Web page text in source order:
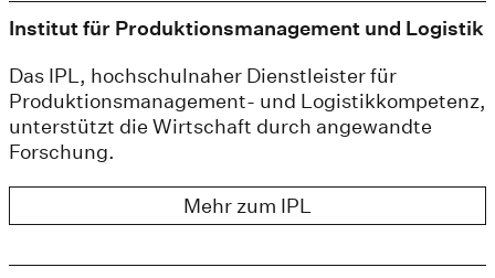
Institut für Produktionsmanagement und Logistik
Das IPL, hochschulnaher Dienstleister für
Produktionsmanagement- und Logistikkompetenz,
unterstützt die Wirtschaft durch angewandte
Forschung.
Mehr zum IPL